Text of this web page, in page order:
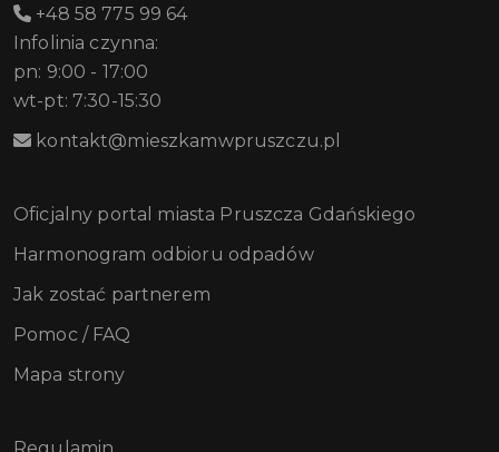
+48 58 775 99 64
Infolinia czynna:
pn: 9:00 - 17:00
wt-pt: 7:30-15:30
kontakt@mieszkamwpruszczu.pl
Oficjalny portal miasta Pruszcza Gdańskiego
Harmonogram odbioru odpadów
Jak zostać partnerem
Pomoc / FAQ
Mapa strony